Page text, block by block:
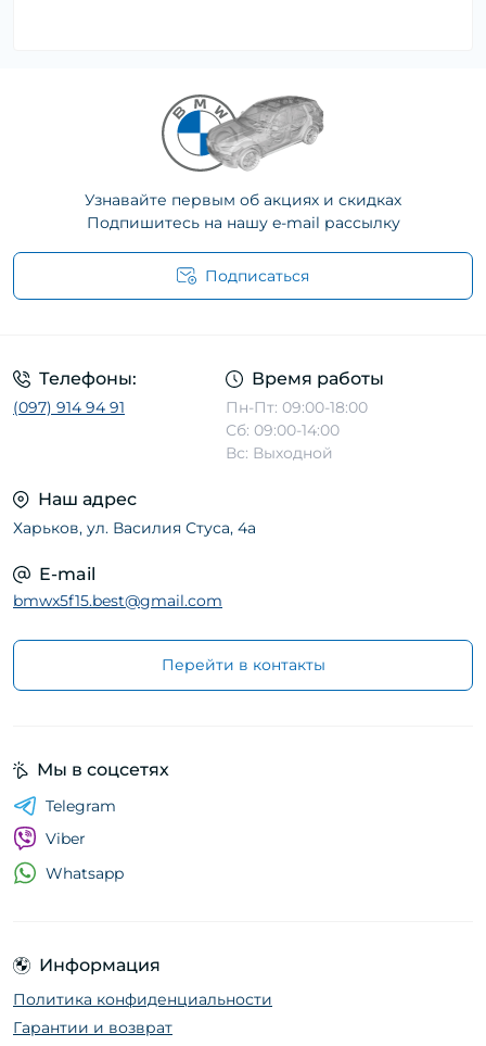
Узнавайте первым об акциях и скидках
Подпишитесь на нашу e-mail рассылку
Подписаться
Телефоны:
(097) 914 94 91
Время работы
Пн-Пт: 09:00-18:00
Сб: 09:00-14:00
Вс: Выходной
Наш адрес
Харьков, ул. Василия Стуса, 4а
E-mail
bmwx5f15.best@gmail.com
Перейти в контакты
Информация
Политика конфиденциальности
Гарантии и возврат
Мы в соцсетях
Telegram
Viber
Whatsapp